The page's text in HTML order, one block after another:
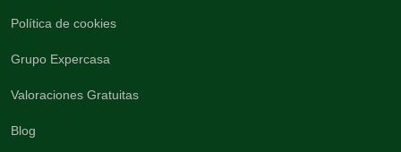
Política de cookies
Grupo Expercasa
Valoraciones Gratuitas
Blog